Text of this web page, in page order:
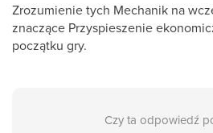
Zrozumienie tych Mechanik na
znaczące Przyspieszenie
początku gry.
Czy ta odpowiedź